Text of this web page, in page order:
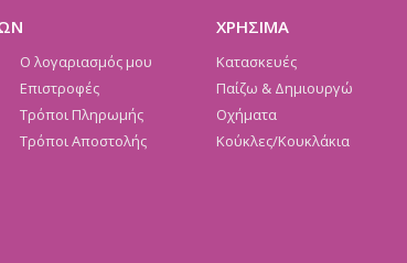
Ο λογαριασμός μου
Επιστροφές
Τρόποι Πληρωμής
Τρόποι Αποστολής
ΧΡΗΣΙΜΑ
Κατασκευές
Παίζω & Δημιουργώ
Οχήματα
Κούκλες/Κουκλάκια